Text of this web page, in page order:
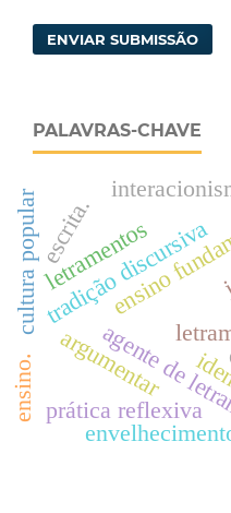
ENVIAR SUBMISSÃO
PALAVRAS-CHAVE
ensino
agente de
tradição discursiva
cultura popular
prática reflexiva
letramentos
argumentar
escrita.
ensino.